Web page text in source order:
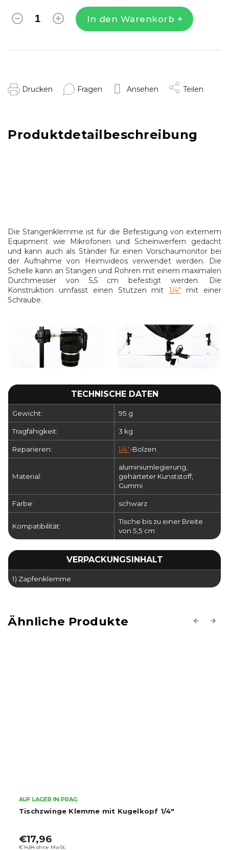
In den Warenkorb
Drucken Fragen Ansehen Teilen
Produktdetailbeschreibung
Die Stangenklemme ist für die Befestigung von externem
Equipment wie Mikrofonen und Scheinwerfern gedacht
und kann auch als Ständer für einen Vorschaumonitor bei
der Aufnahme von Heimvideos verwendet werden. Die
Schelle kann an Stangen und Rohren mit einem maximalen
Durchmesser von 5,5 cm befestigt werden.
Die
Konstruktion umfasst einen Stutzen mit1/4" mit einer
Schraube.
TECHNISCHE DATEN
Gewicht: 95 g
Tragfähigkeit: 3 kg
Reparieren: 1/4"-Bolzen
Material:
aluminiumlegierung,
gehärteter Kunststoff,
Gummi
Farbe: schwarz
Kompatibilität:
Tische bis zu einer Breite
von 5,5 cm
VERPACKUNGSINHALT
1) Zapfenklemme
Previous
Tischzwinge Klemme mit Kugelkopf 1/4"
AUF LAGER IN PRAG
€14,84 ohne MwSt.
€17,96
Next